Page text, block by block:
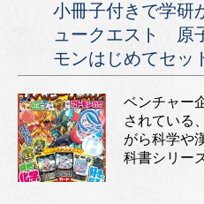
小冊子付きで学研
ュークエスト 原
モンはじめてセッ
ベンチャー
されている
がら科学や
科書シリー